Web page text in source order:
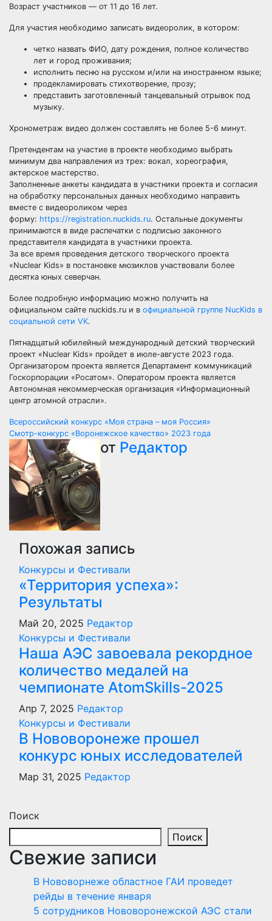
Возраст участников — от 11 до 16 лет.
Для участия необходимо записать видеоролик, в котором:
четко назвать ФИО, дату рождения, полное количество
лет и город проживания;
исполнить песню на русском и/или на иностранном языке;
продекламировать стихотворение, прозу;
представить заготовленный танцевальный отрывок под
музыку.
Хронометраж видео должен составлять не более 5-6 минут.
Претендентам на участие в проекте необходимо выбрать
минимум два направления из трех: вокал, хореография,
актерское мастерство.
Заполненные анкеты кандидата в участники проекта и согласия
на обработку персональных данных необходимо направить
вместе с видеороликом через
форму: https://registration.nuckids.ru. Остальные документы
принимаются в виде распечатки с подписью законного
представителя кандидата в участники проекта.
За все время проведения детского творческого проекта
«Nuclear Kids» в постановке мюзиклов участвовали более
десятка юных северчан.
Более подробную информацию можно получить на
официальном сайте nuckids.ru и в официальной группе NucKids в
социальной сети VK.
Пятнадцатый юбилейный международный детский творческий
проект «Nuclear Kids» пройдет в июле-августе 2023 года.
Организатором проекта является Департамент коммуникаций
Госкорпорации «Росатом». Оператором проекта является
Автономная некоммерческая организация «Информационный
центр атомной отрасли».
Навигация
по
записям
Всероссийский конкурс «Моя страна – моя Россия»
Смотр-конкурс «Воронежское качество» 2023 года
от Редактор
Похожая запись
Конкурсы и Фестивали
«Территория успеха»:
Результаты
Май 20, 2025 Редактор
Конкурсы и Фестивали
Наша АЭС завоевала рекордное
количество медалей на
чемпионате AtomSkills-2025
Апр 7, 2025 Редактор
Конкурсы и Фестивали
В Нововоронеже прошел
конкурс юных исследователей
Мар 31, 2025 Редактор
Поиск
Поиск
Свежие записи
В Нововорнеже областное ГАИ проведет
рейды в течение января
5 сотрудников Нововоронежской АЭС стали